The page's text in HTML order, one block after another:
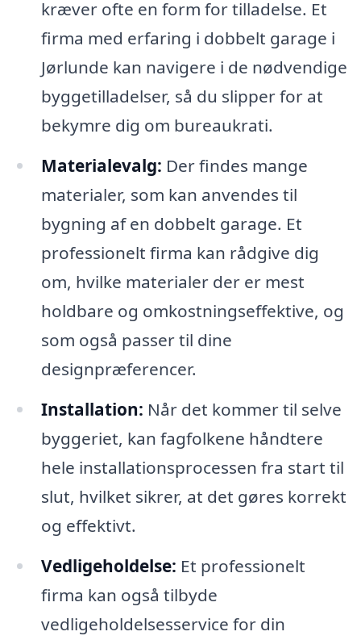
kræver ofte en form for tilladelse. Et
firma med erfaring i dobbelt garage i
Jørlunde kan navigere i de nødvendige
byggetilladelser, så du slipper for at
bekymre dig om bureaukrati.
Materialevalg: Der findes mange
materialer, som kan anvendes til
bygning af en dobbelt garage. Et
professionelt firma kan rådgive dig
om, hvilke materialer der er mest
holdbare og omkostningseffektive, og
som også passer til dine
designpræferencer.
Installation: Når det kommer til selve
byggeriet, kan fagfolkene håndtere
hele installationsprocessen fra start til
slut, hvilket sikrer, at det gøres korrekt
og effektivt.
Vedligeholdelse: Et professionelt
firma kan også tilbyde
vedligeholdelsesservice for din